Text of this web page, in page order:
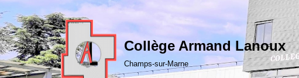
Aller
au
contenu
Collège Armand Lanoux
Champs-sur-Marne